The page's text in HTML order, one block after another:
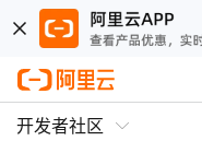
开发者社区